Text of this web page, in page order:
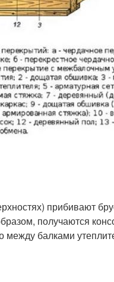
прибивают
получаются
балками